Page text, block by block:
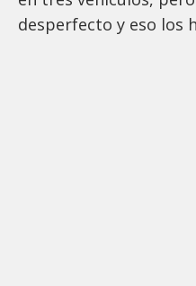
desperfecto y eso los